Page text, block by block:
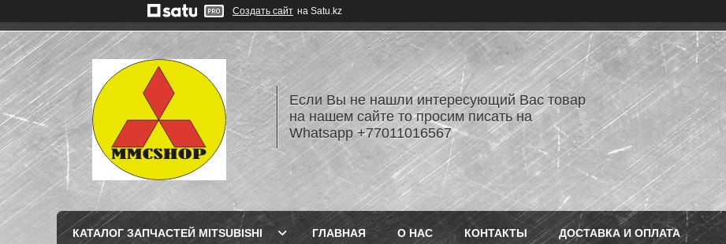
Создать сайт на Satu.kz
Если Вы не нашли интересующий Вас товар
на нашем сайте то просим писать на
Whatsapp +77011016567
КАТАЛОГ ЗАПЧАСТЕЙ MITSUBISHI ГЛАВНАЯ О НАС КОНТАКТЫ ДОСТАВКА И ОПЛАТА